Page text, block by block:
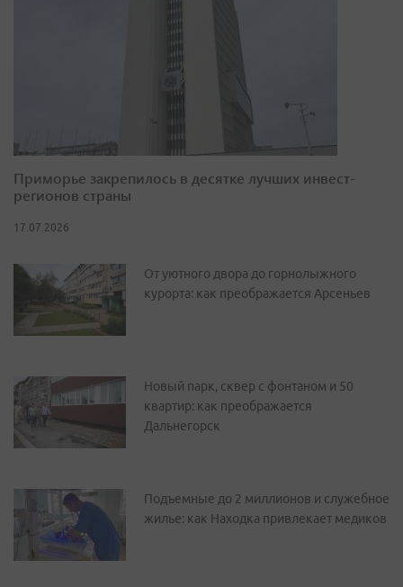
Приморье закрепилось в десятке лучших инвест-
регионов страны
17.07.2026
От уютного двора до горнолыжного
курорта: как преображается Арсеньев
Новый парк, сквер с фонтаном и 50
квартир: как преображается
Дальнегорск
Подъемные до 2 миллионов и служебное
жилье: как Находка привлекает медиков